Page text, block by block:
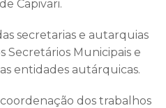
Capivari.
secretarias e autarquias
Secretários Municipais e
entidades autárquicas.
dos trabalhos